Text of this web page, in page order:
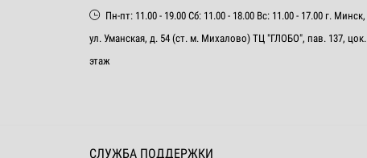
Пн-пт: 11.00 - 19.00 Сб: 11.00 - 18.00 Вс: 11.00 - 17.00 г. Минск,
ул. Уманская, д. 54 (ст. м. Михалово) ТЦ "ГЛОБО", пав. 137, цок.
этаж
СЛУЖБА ПОДДЕРЖКИ